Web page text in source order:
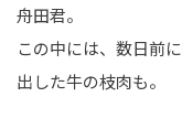
舟田君。
この中には、数日前
出した牛の枝肉も。